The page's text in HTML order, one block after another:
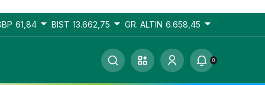
61,84 BIST 13.662,75 GR. ALTIN 6.658,45
0